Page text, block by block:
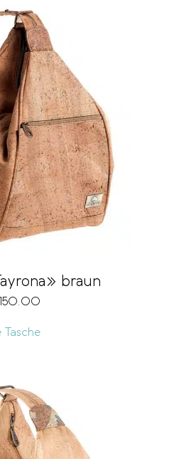
braun
150.00
Tasche